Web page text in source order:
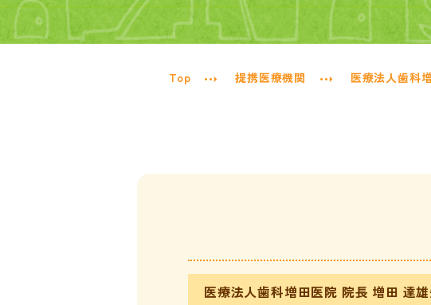
Top 提携医療機関 医療法人歯科
医療法人歯科増田医院 院長 増田 達